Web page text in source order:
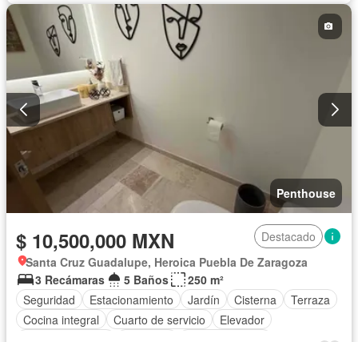
Penthouse
$ 10,500,000 MXN
Destacado
Santa Cruz Guadalupe, Heroica Puebla De Zaragoza
3 Recámaras
5 Baños
250 m²
Seguridad
Estacionamiento Jardín Cisterna
Terraza
Cocina integral
Cuarto de servicio
Elevador